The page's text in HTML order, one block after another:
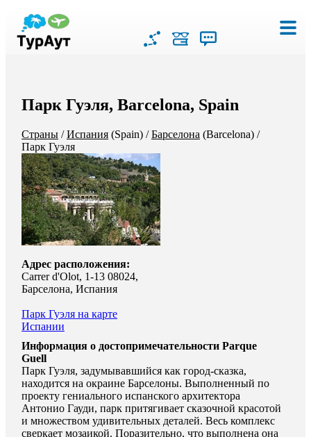
Парк Гуэля, Barcelona, Spain
Страны /Испания (Spain) /Барселона (Barcelona) /
Парк Гуэля
Адрес расположения:
Carrer d'Olot, 1-13 08024,
Барселона, Испания
Парк Гуэля на карте
Испании
Информация о достопримечательности Parque
Guell
Парк Гуэля, задумывавшийся как город-сказка,
находится на окраине Барселоны. Выполненный по
проекту гениального испанского архитектора
Антонио Гауди, парк притягивает сказочной красотой
и множеством удивительных деталей. Весь комплекс
сверкает мозаикой. Поразительно, что выполнена она